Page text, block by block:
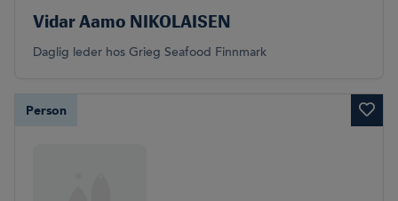
Vidar Aamo NIKOLAISEN
Daglig leder hos Grieg Seafood Finnmark
Person